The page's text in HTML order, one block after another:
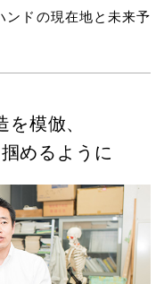
ンドの現在地と未来予
を模倣、
めるように